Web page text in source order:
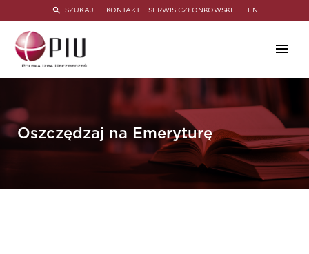
SZUKAJ KONTAKT SERWIS CZŁONKOWSKI EN
Oszczędzaj na Emeryturę